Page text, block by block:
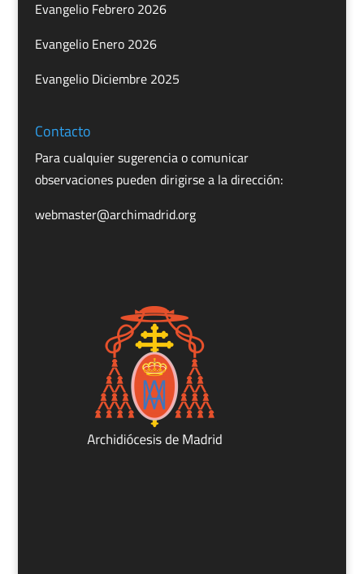
Evangelio Febrero 2026
Evangelio Enero 2026
Evangelio Diciembre 2025
Contacto
Para cualquier sugerencia o comunicar
observaciones pueden dirigirse a la dirección:
webmaster@archimadrid.org